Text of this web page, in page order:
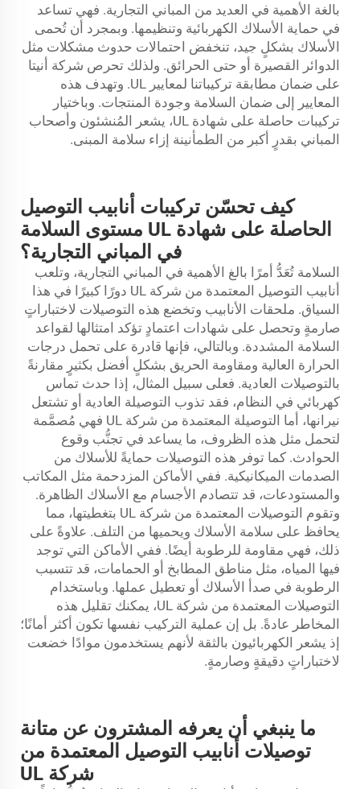
بالغة الأهمية في العديد من المباني التجارية. فهي تساعد
في حماية الأسلاك الكهربائية وتنظيمها. وبمجرد أن تُحمى
الأسلاك بشكلٍ جيد، تنخفض احتمالات حدوث مشكلات مثل
الدوائر القصيرة أو حتى الحرائق. ولذلك تحرص شركة أنيتا
على ضمان مطابقة تركيباتنا لمعايير UL. وتهدف هذه
المعايير إلى ضمان السلامة وجودة المنتجات. وباختيار
تركيبات حاصلة على شهادة UL، يشعر المُنشئون وأصحاب
المباني بقدرٍ أكبر من الطمأنينة إزاء سلامة المبنى.
كيف تحسّن تركيبات أنابيب التوصيل
الحاصلة على شهادة UL مستوى السلامة
في المباني التجارية؟
السلامة تُعَدُّ أمرًا بالغ الأهمية في المباني التجارية، وتلعب
أنابيب التوصيل المعتمدة من شركة UL دورًا كبيرًا في هذا
السياق. ملحقات الأنابيب وتخضع هذه التوصيلات لاختباراتٍ
صارمةٍ وتحصل على شهادات اعتمادٍ تؤكد امتثالها لقواعد
السلامة المشددة. وبالتالي، فإنها قادرة على تحمل درجات
الحرارة العالية ومقاومة الحريق بشكلٍ أفضل بكثيرٍ مقارنةً
بالتوصيلات العادية. فعلى سبيل المثال، إذا حدث تماس
كهربائي في النظام، فقد تذوب التوصيلة العادية أو تشتعل
نيرانها، أما التوصيلة المعتمدة من شركة UL فهي مُصمَّمة
لتحمل مثل هذه الظروف، ما يساعد في تجنُّب وقوع
الحوادث. كما توفر هذه التوصيلات حمايةً للأسلاك من
الصدمات الميكانيكية. ففي الأماكن المزدحمة مثل المكاتب
والمستودعات، قد تتصادم الأجسام مع الأسلاك الظاهرة.
وتقوم التوصيلات المعتمدة من شركة UL بتغطيتها، مما
يحافظ على سلامة الأسلاك ويحميها من التلف. علاوةً على
ذلك، فهي مقاومة للرطوبة أيضًا. ففي الأماكن التي توجد
فيها المياه، مثل مناطق المطابخ أو الحمامات، قد تتسبب
الرطوبة في صدأ الأسلاك أو تعطيل عملها. وباستخدام
التوصيلات المعتمدة من شركة UL، يمكنك تقليل هذه
المخاطر عادةً. بل إن عملية التركيب نفسها تكون أكثر أمانًا؛
إذ يشعر الكهربائيون بالثقة لأنهم يستخدمون موادًا خضعت
لاختباراتٍ دقيقةٍ وصارمةٍ.
ما ينبغي أن يعرفه المشترون عن متانة
توصيلات أنابيب التوصيل المعتمدة من
شركة UL